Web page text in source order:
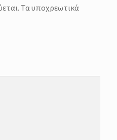
Τα υποχρεωτικά